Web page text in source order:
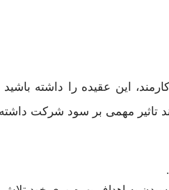
این عقیده را داشته
تاثیر مهمی بر سود شرکت